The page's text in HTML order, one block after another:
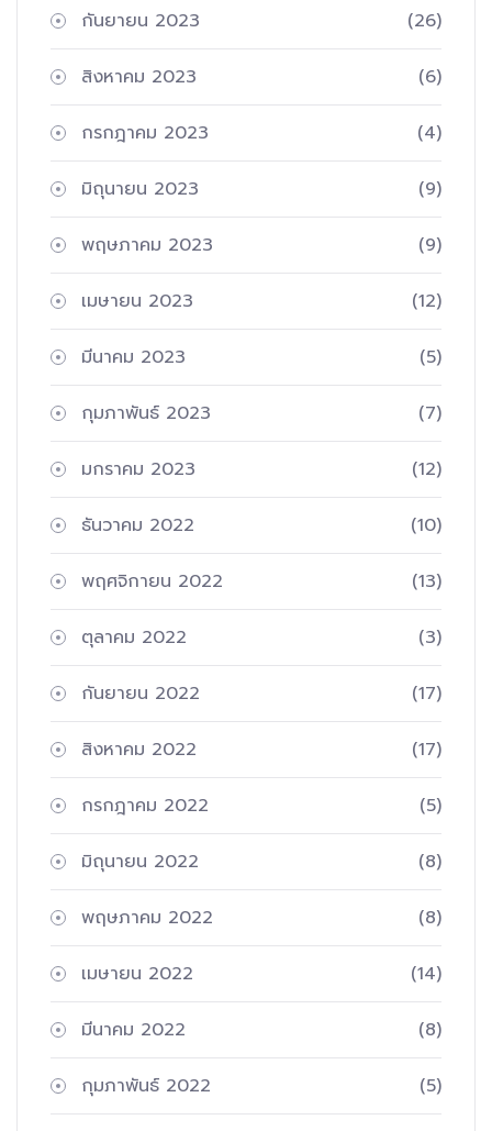
กันยายน 2023 (26)
สิงหาคม 2023 (6)
กรกฎาคม 2023 (4)
มิถุนายน 2023 (9)
พฤษภาคม 2023 (9)
เมษายน 2023 (12)
มีนาคม 2023 (5)
กุมภาพันธ์ 2023 (7)
มกราคม 2023 (12)
ธันวาคม 2022 (10)
พฤศจิกายน 2022 (13)
ตุลาคม 2022 (3)
กันยายน 2022 (17)
สิงหาคม 2022 (17)
กรกฎาคม 2022 (5)
มิถุนายน 2022 (8)
พฤษภาคม 2022 (8)
เมษายน 2022 (14)
มีนาคม 2022 (8)
กุมภาพันธ์ 2022 (5)